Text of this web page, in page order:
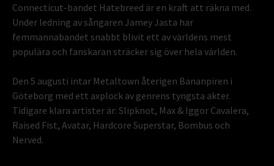
Connecticut-bandet Hatebreed är en kraft att räkna med.
Under ledning av sångaren Jamey Jasta har
femmannabandet snabbt blivit ett av världens mest
populära och fanskaran sträcker sig över hela världen.
Den 5 augusti intar Metaltown återigen Bananpiren i
Göteborg med ett axplock av genrens tyngsta akter.
Tidigare klara artister är: Slipknot, Max & Iggor Cavalera,
Raised Fist, Avatar, Hardcore Superstar, Bombus och
Nerved.